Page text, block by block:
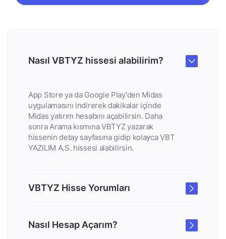
Nasıl VBTYZ hissesi alabilirim?
App Store ya da Google Play'den Midas
uygulamasını indirerek dakikalar içinde
Midas yatırım hesabını açabilirsin. Daha
sonra Arama kısmına VBTYZ yazarak
hissenin detay sayfasına gidip kolayca VBT
YAZILIM A.S. hissesi alabilirsin.
VBTYZ Hisse Yorumları
Nasıl Hesap Açarım?